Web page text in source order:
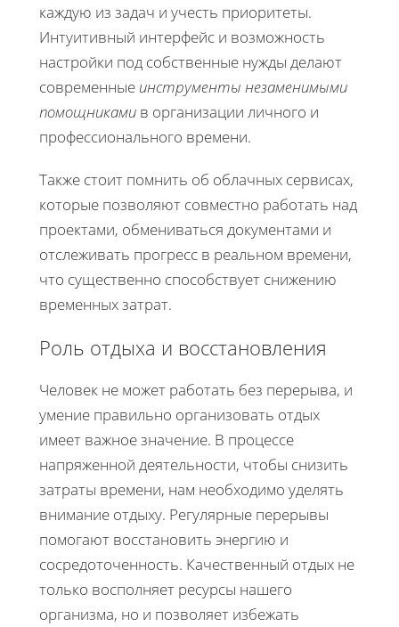
каждую из задач и учесть приоритеты.
Интуитивный интерфейс и возможность
настройки под собственные нужды делают
современные инструменты незаменимыми
помощниками в организации личного и
профессионального времени.
Также стоит помнить об облачных сервисах,
которые позволяют совместно работать над
проектами, обмениваться документами и
отслеживать прогресс в реальном времени,
что существенно способствует снижению
временных затрат.
Роль отдыха и восстановления
Человек не может работать без перерыва, и
умение правильно организовать отдых
имеет важное значение. В процессе
напряженной деятельности, чтобы снизить
затраты времени, нам необходимо уделять
внимание отдыху. Регулярные перерывы
помогают восстановить энергию и
сосредоточенность. Качественный отдых не
только восполняет ресурсы нашего
организма, но и позволяет избежать